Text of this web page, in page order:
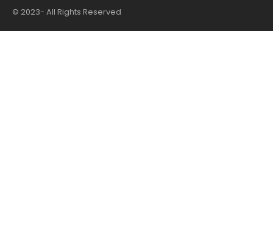
© 2023- All Rights Reserved